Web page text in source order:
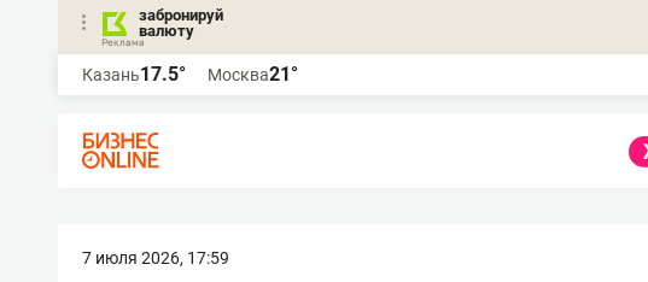
забронируй
валюту
Казань17.5° Москва21°
7 июля 2026, 17:59